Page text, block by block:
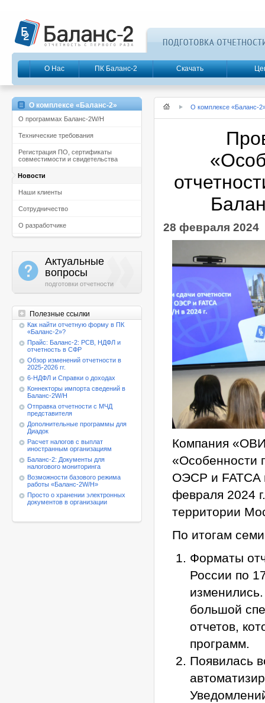
О Нас ПК Баланс-2 Скачать
О комплексе «Баланс-2»
О программах Баланс-2W/Н
Технические требования
Регистрация ПО, сертификаты
совместимости и свидетельства
Новости
Наши клиенты
Сотрудничество
О разработчике
a Актуальные
вопросы
подготовки отчетности
Полезные ссылки
Как найти отчетную форму в ПК
«Баланс-2»?
Прайс: Баланс-2: РСВ, НДФЛ и
отчетность в СФР
Обзор изменений отчетности в
2025-2026 гг.
6-НДФЛ и Справки о доходах
Коннекторы импорта сведений в
Баланс-2W/Н
Отправка отчетности с МЧД
представителя
Дополнительные программы для
Диадок
Расчет налогов с выплат
иностранным организациям
Баланс-2: Документы для
налогового мониторинга
Возможности базового режима
работы «Баланс-2W/Н»
Просто о хранении электронных
документов в организации
О комплексе «Баланс-
28 февраля 2024
Компания
«Особенности
ОЭСР и FATCA
февраля 2024
территории
По итогам
Форматы
России по
большой
отчетов,
программ.
Появилась